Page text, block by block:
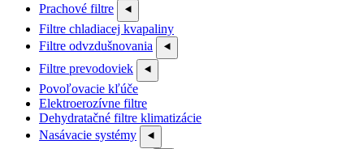
Prachové filtre
⯇
Filtre chladiacej kvapaliny
Filtre odvzdušnovania
⯇
Filtre prevodoviek ⯇
Povoľovacie kľúče
Elektroerozívne filtre
Dehydratačné filtre klimatizácie
Nasávacie systémy
⯇